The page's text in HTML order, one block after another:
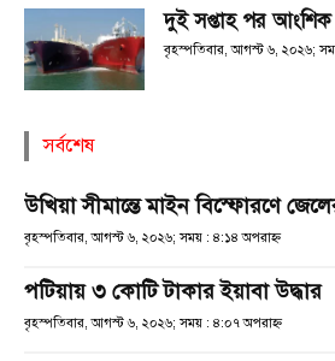
দুই সপ্তাহ পর আংশিক
বৃহস্পতিবার, আগস্ট ৬, ২০২৬;
সর্বশেষ
উখিয়া সীমান্তে মাইন বিস্ফোরণে
বৃহস্পতিবার, আগস্ট ৬, ২০২৬; সময় : ৪:১৪ অপরাহ্ণ
পটিয়ায় ৩ কোটি টাকার ইয়াবা উদ্ধার
বৃহস্পতিবার, আগস্ট ৬, ২০২৬; সময় : ৪:০৭ অপরাহ্ণ